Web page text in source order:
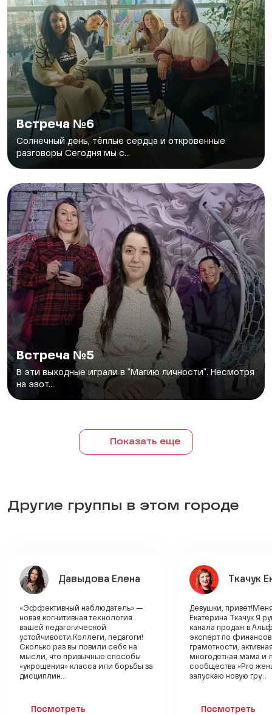
Встреча №6
Солнечный день, тёплые сердца и откровенные
разговоры Сегодня мы с...
Встреча №5
В эти выходные играли в "Магию личности". Несмотря
на эзот...
Показать еще
Другие группы в этом городе
Давыдова Елена
«Эффективный наблюдатель» —
новая когнитивная технология
вашей педагогической
устойчивости.Коллеги, педагоги!
Сколько раз вы ловили себя на
мысли, что привычные способы
«укрощения» класса или борьбы за
дисциплин...
Посмотреть
Ткачук
Девушки, привет!Меня
Екатерина Ткачук.Я
канала продаж в
эксперт по
грамотности,
многодетная мама и
сообщества «Pro
запускаю новую гру...
Посмотреть